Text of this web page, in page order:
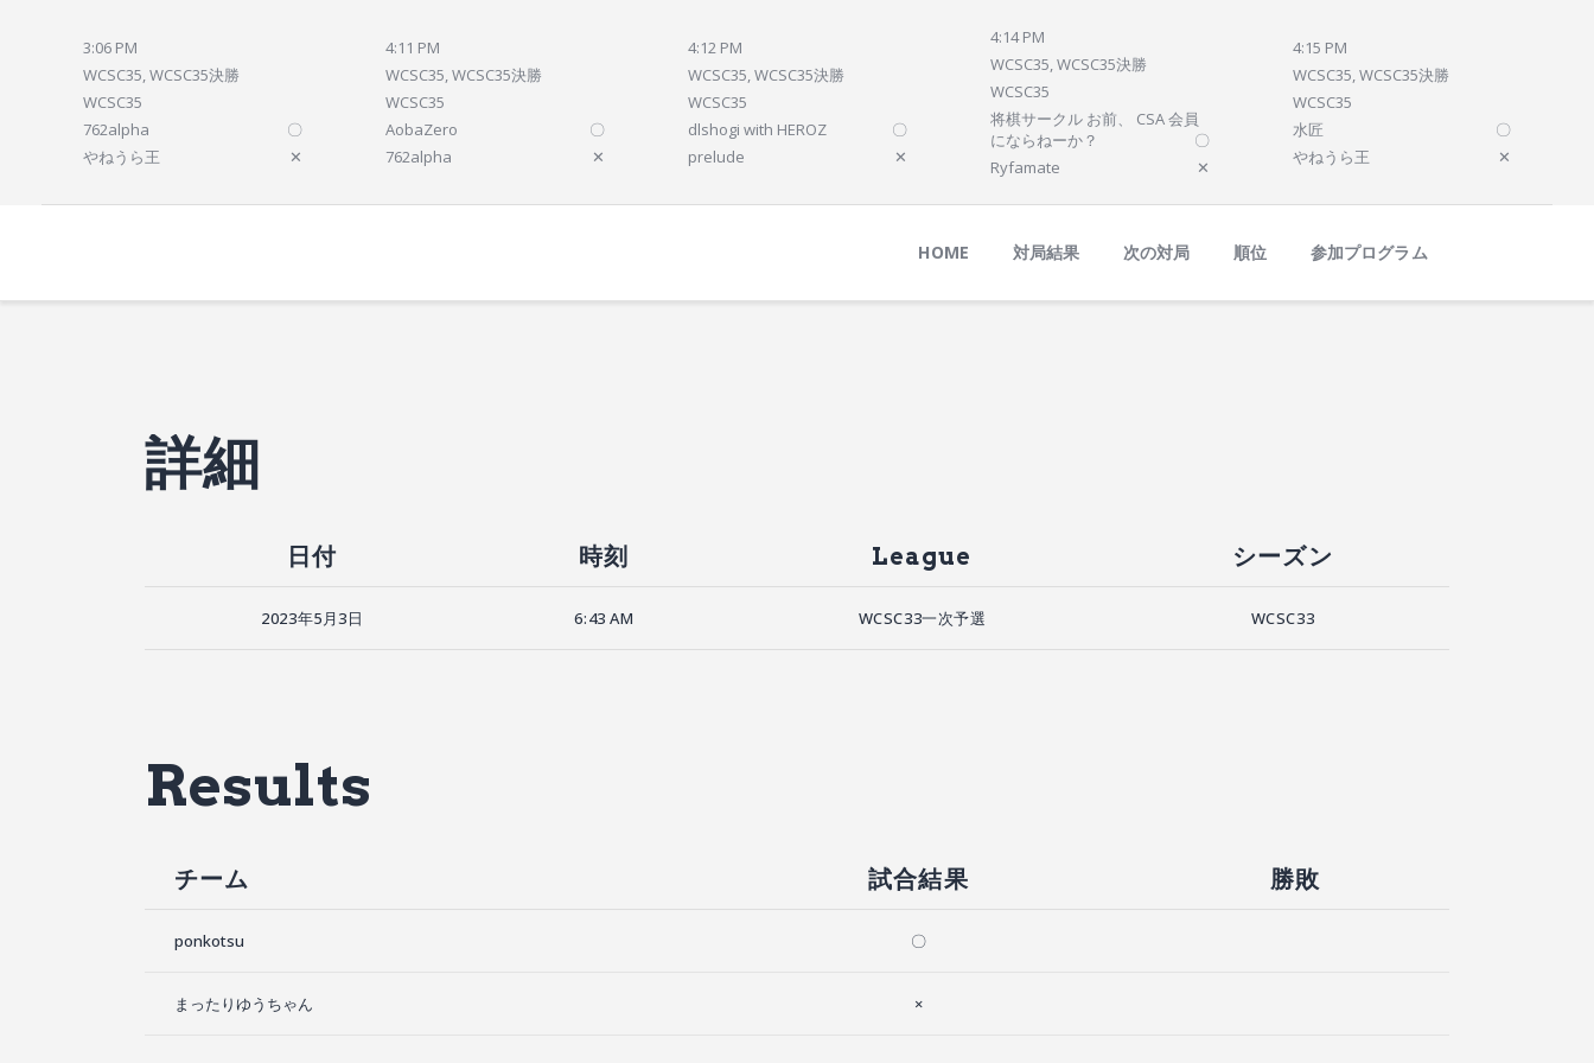
3:06 PM
WCSC35, WCSC35決勝
WCSC35
762alpha
〇
やねうら王
✕
4:11 PM
WCSC35, WCSC35決勝
WCSC35
AobaZero
〇
762alpha
✕
4:12 PM
WCSC35, WCSC35決勝
WCSC35
dlshogi with HEROZ
〇
prelude
✕
4:14 PM
WCSC35, WCSC35決勝
WCSC35
将棋サークル お前、 CSA 会員
にならねーか？
〇
Ryfamate
✕
4:15 PM
WCSC35, WCSC35決勝
WCSC35
水匠
〇
やねうら王
✕
HOME 対局結果 次の対局 順位 参加プログラム
順位
詳細
日付 時刻 League シーズン
2023年5月3日 6:43 AM WCSC33一次予選 WCSC33
Results
チーム 試合結果 勝敗
ponkotsu 〇
まったりゆうちゃん ×